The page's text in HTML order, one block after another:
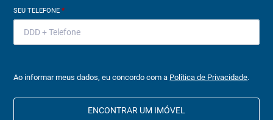
SEU TELEFONE*
Ao informar meus dados, eu concordo com a Política de Privacidade.
ENCONTRAR UM IMÓVEL